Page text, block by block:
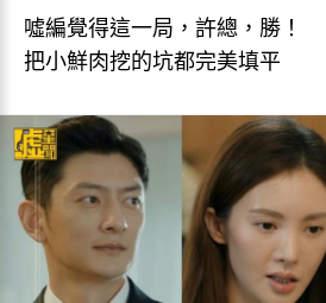
噓編覺得這一局，許總，勝！
把小鮮肉挖的坑都完美填平